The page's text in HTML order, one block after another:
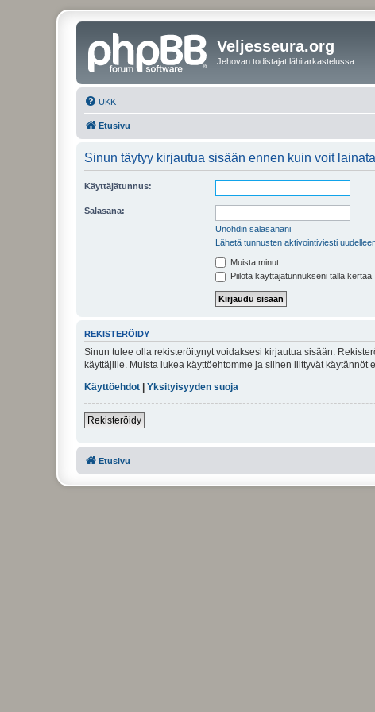
Veljesseura.org
Jehovan todistajat lähitarkastelussa
UKK
Etusivu
Sinun täytyy kirjautua sisään ennen kuin voit
Käyttäjätunnus:
Salasana:
Unohdin salasanani
Lähetä tunnusten aktivointiviesti
Muista minut
Piilota käyttäjätunnukseni tällä kertaa
REKISTERÖIDY
Sinun tulee olla rekisteröitynyt voidaksesi kirjautua sisään.
käyttäjille. Muista lukea käyttöehtomme ja siihen liittyvät
Käyttöehdot
Yksityisyyden suoja
Rekisteröidy
Etusivu